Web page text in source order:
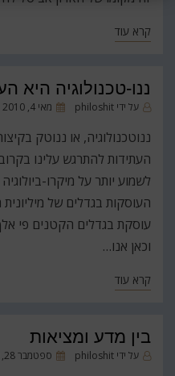
קרא עוד
ננו-טכנולוגיה היא
על ידי philoshit
פורסם
מאי 4, 2010
ננוטכנולוגיה, או ננוטק
העתידות להתרגש עלינו
לשמוע יותר על מיקרו-
העוסקות בגדלים של מיליונית
עוסקת בגדלים הקטנים פי
וכאן אנו…
קרא עוד
בין מדע ומציאות
על ידי philoshit
פורסםספטמבר 28, 2009